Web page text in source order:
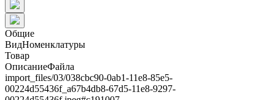
Общие
ВидНоменклатуры
Товар
ОписаниеФайла
import_files/03/038cbc90-0ab1-11e8-85e5-
00224d55436f_a67b4db8-67d5-11e8-9297-